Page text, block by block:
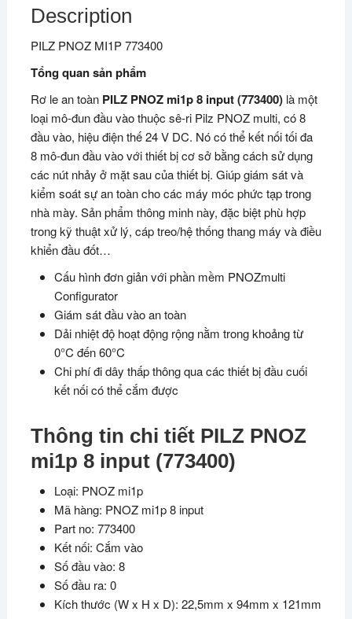
Description
PILZ PNOZ MI1P 773400
Tổng quan sản phẩm
Rơ le an toànPILZ PNOZ mi1p 8 input (773400) là một
loại mô-đun đầu vào thuộc sê-ri Pilz PNOZ multi, có 8
đầu vào, hiệu điện thế 24 V DC. Nó có thể kết nối tối đa
8 mô-đun đầu vào với thiết bị cơ sở bằng cách sử dụng
các nút nhảy ở mặt sau của thiết bị. Giúp giám sát và
kiểm soát sự an toàn cho các máy móc phức tạp trong
nhà mày. Sản phẩm thông minh này, đặc biệt phù hợp
trong kỹ thuật xử lý, cáp treo/hệ thống thang máy và điều
khiển đầu đốt…
Cấu hình đơn giản với phần mềm PNOZmulti
Configurator
Giám sát đầu vào an toàn
Dải nhiệt độ hoạt động rộng nằm trong khoảng từ
0°C đến 60°C
Chi phí đi dây thấp thông qua các thiết bị đầu cuối
kết nối có thể cắm được
Thông tin chi tiết PILZ PNOZ
mi1p 8 input (773400)
Loại: PNOZ mi1p
Mã hàng: PNOZ mi1p 8 input
Part no: 773400
Kết nối: Cắm vào
Số đầu vào: 8
Số đầu ra: 0
Kích thước (W x H x D): 22,5mm x 94mm x 121mm